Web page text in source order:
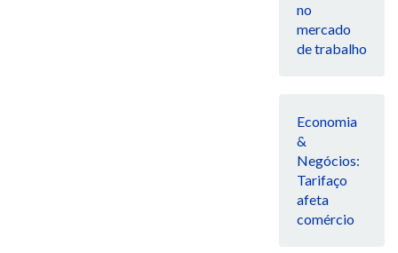
no
mercado
de trabalho
Economia
&
Negócios:
Tarifaço
afeta
comércio